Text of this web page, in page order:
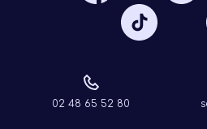
02 48 65 52 80